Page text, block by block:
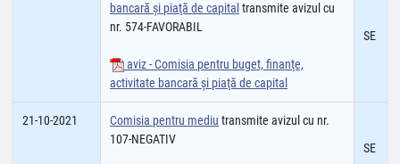
bancară şi piaţă de capital transmite avizul cu
nr. 574-FAVORABIL
aviz - Comisia pentru buget, finanţe,
activitate bancară şi piaţă de capital
SE
21-10-2021 Comisia pentru mediu transmite avizul cu nr.
107-NEGATIV
SE